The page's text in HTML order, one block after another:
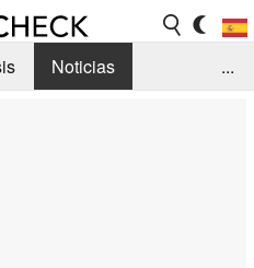
Noticias
...